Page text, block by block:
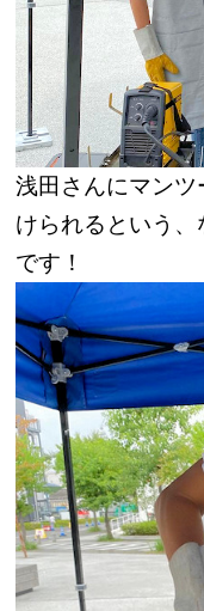
浅田さんにマン
けられるという
です！